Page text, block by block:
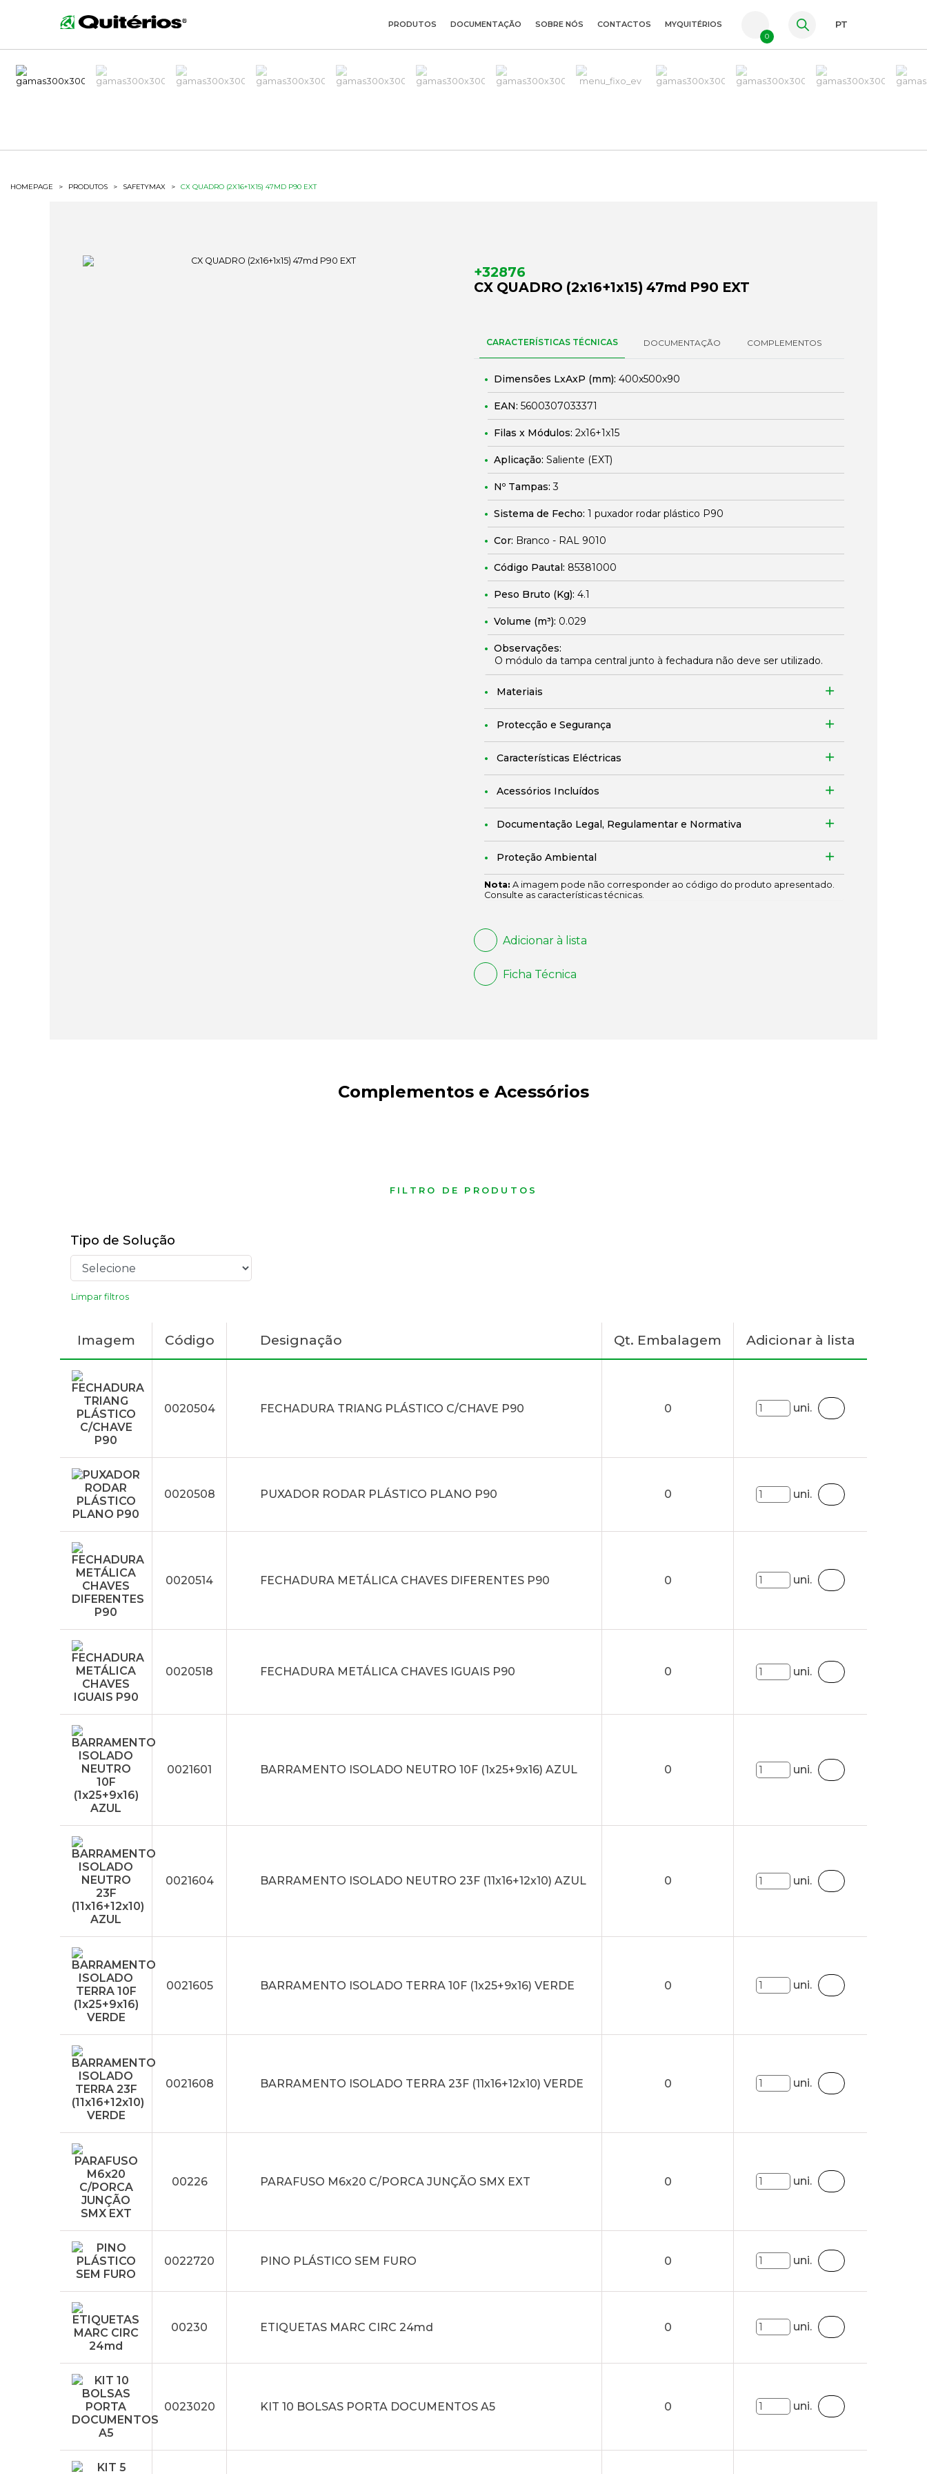
ES
PRODUTOS DOCUMENTAÇÃO SOBRE NÓS CONTACTOS MYQUITÉRIOS
0
PT
HOMEPAGE > PRODUTOS > SAFETYMAX > CX QUADRO (2X16+1X15) 47MD P90 EXT
+32876
CX QUADRO (2x16+1x15) 47md P90 EXT
CARACTERÍSTICAS TÉCNICAS DOCUMENTAÇÃO COMPLEMENTOS
Dimensões LxAxP (mm): 400x500x90
EAN: 5600307033371
Filas x Módulos: 2x16+1x15
Aplicação: Saliente (EXT)
Nº Tampas:3
Sistema de Fecho: 1 puxador rodar plástico P90
Cor: Branco - RAL 9010
Código Pautal: 85381000
Peso Bruto (Kg): 4.1
Volume (m³): 0.029
Observações:
O módulo da tampa central junto à fechadura não deve ser utilizado.
Materiais
Protecção e Segurança
Características Eléctricas
Acessórios Incluídos
Documentação Legal, Regulamentar e Normativa
Proteção Ambiental
Nota: A imagem pode não corresponder ao código do produto apresentado.
Consulte as características técnicas.
Adicionar à lista
Ficha Técnica
Complementos e Acessórios
FILTRO DE PRODUTOS
Tipo de Solução
Limpar filtros
Imagem Código Designação Qt. Embalagem Adicionar à lista
0020504 FECHADURA TRIANG PLÁSTICO C/CHAVE P90 0 uni.
0020508 PUXADOR RODAR PLÁSTICO PLANO P90 0 uni.
0020514 FECHADURA METÁLICA CHAVES DIFERENTES P90 0 uni.
0020518 FECHADURA METÁLICA CHAVES IGUAIS P90 0 uni.
0021601 BARRAMENTO ISOLADO NEUTRO 10F (1x25+9x16) AZUL 0 uni.
0021604 BARRAMENTO ISOLADO NEUTRO 23F (11x16+12x10) AZUL 0 uni.
0021605 BARRAMENTO ISOLADO TERRA 10F (1x25+9x16) VERDE 0 uni.
0021608 BARRAMENTO ISOLADO TERRA 23F (11x16+12x10) VERDE 0 uni.
00226 PARAFUSO M6x20 C/PORCA JUNÇÃO SMX EXT 0 uni.
0022720 PINO PLÁSTICO SEM FURO 0 uni.
00230 ETIQUETAS MARC CIRC 24md 0 uni.
0023020 KIT 10 BOLSAS PORTA DOCUMENTOS A5 0 uni.